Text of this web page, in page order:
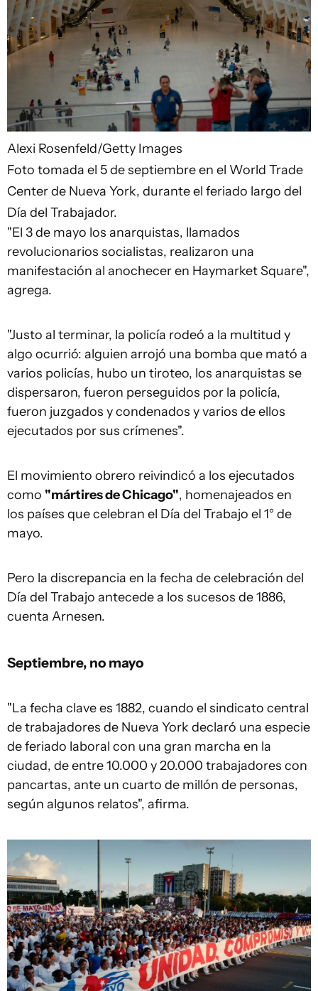
Alexi Rosenfeld/Getty Images
Foto tomada el 5 de septiembre en el World Trade
Center de Nueva York, durante el feriado largo del
Día del Trabajador.
"El 3 de mayo los anarquistas, llamados
revolucionarios socialistas, realizaron una
manifestación al anochecer en Haymarket Square",
agrega.
"Justo al terminar, la policía rodeó a la multitud y
algo ocurrió: alguien arrojó una bomba que mató a
varios policías, hubo un tiroteo, los anarquistas se
dispersaron, fueron perseguidos por la policía,
fueron juzgados y condenados y varios de ellos
ejecutados por sus crímenes".
El movimiento obrero reivindicó a los ejecutados
como "mártires de Chicago", homenajeados en
los países que celebran el Día del Trabajo el 1° de
mayo.
Pero la discrepancia en la fecha de celebración del
Día del Trabajo antecede a los sucesos de 1886,
cuenta Arnesen.
Septiembre, no mayo
"La fecha clave es 1882, cuando el sindicato central
de trabajadores de Nueva York declaró una especie
de feriado laboral con una gran marcha en la
ciudad, de entre 10.000 y 20.000 trabajadores con
pancartas, ante un cuarto de millón de personas,
según algunos relatos", afirma.